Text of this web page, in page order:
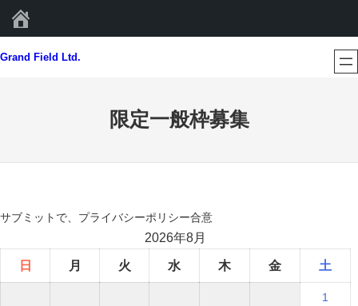
容
プ
Grand Field Ltd.
限定一般枠募集
サブミットで、プライバシーポリシー合意
2026年8月
日 月 火 水 木 金 土
1